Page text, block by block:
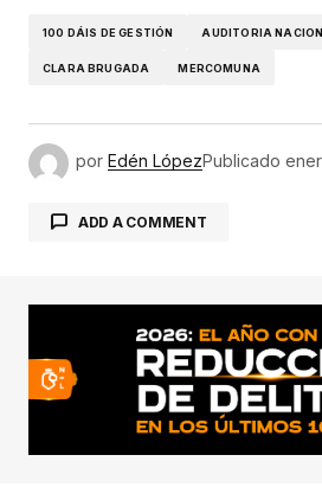
100 DÁIS DE GESTIÓN AUDITORIA
CLARA BRUGADA MERCOMUNA
por Edén LópezPublicado
ADD A COMMENT